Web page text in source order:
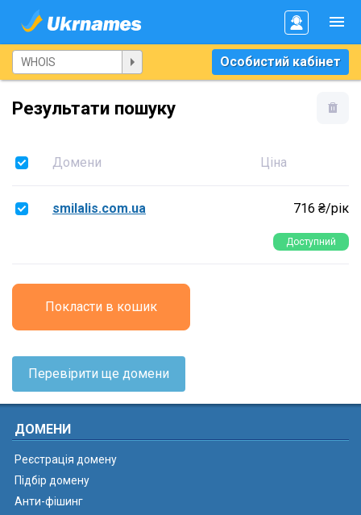
Особистий кабінет
Результати пошуку
Домени Ціна
smilalis.com.ua 716 ₴/рік
Доступний
Покласти в кошик
Перевірити ще домени
ДОМЕНИ
Реєстрація домену
Підбір домену
Анти-фішинг